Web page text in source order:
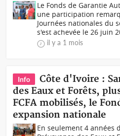
Le Fonds de Garantie
une participation
Journées nationales du
s'est achevée le 26 juin
il y a 1 mois
Info
Côte d'Ivoire :
des Eaux et Forêts,
FCFA mobilisés, le
expansion nationale
En seulement 4 années